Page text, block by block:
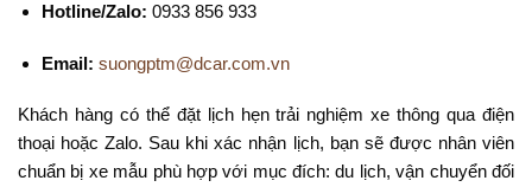
Hotline/Zalo: 0933 856 933
Email: suongptm@dcar.com.vn
Khách hàng có thể đặt lịch hẹn trải nghiệm xe thông qua điện
thoại hoặc Zalo. Sau khi xác nhận lịch, bạn sẽ được nhân viên
chuẩn bị xe mẫu phù hợp với mục đích: du lịch, vận chuyển đối